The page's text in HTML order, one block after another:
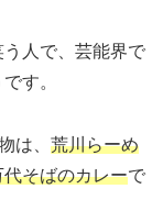
人で、芸能界で
す。
は、 荒川らーめ
代そばのカレーで